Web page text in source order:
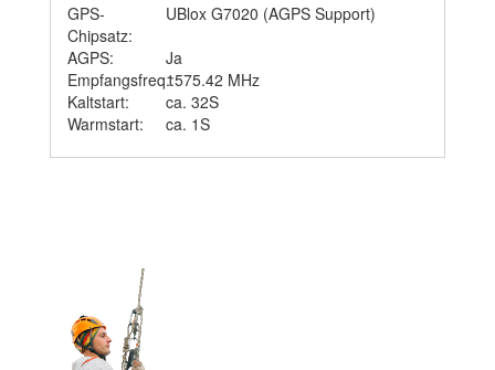
GPS-
Chipsatz:
UBlox G7020 (AGPS Support)
AGPS:
Ja
Empfangsfreq.:1575.42 MHz
Kaltstart:
ca. 32S
Warmstart:
ca. 1S